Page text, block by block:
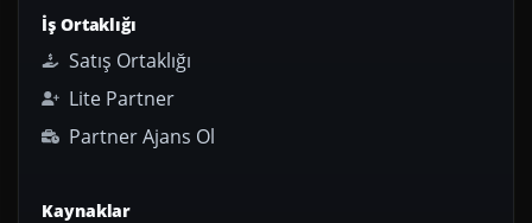
İş Ortaklığı
Satış Ortaklığı
Lite Partner
Partner Ajans Ol
Kaynaklar